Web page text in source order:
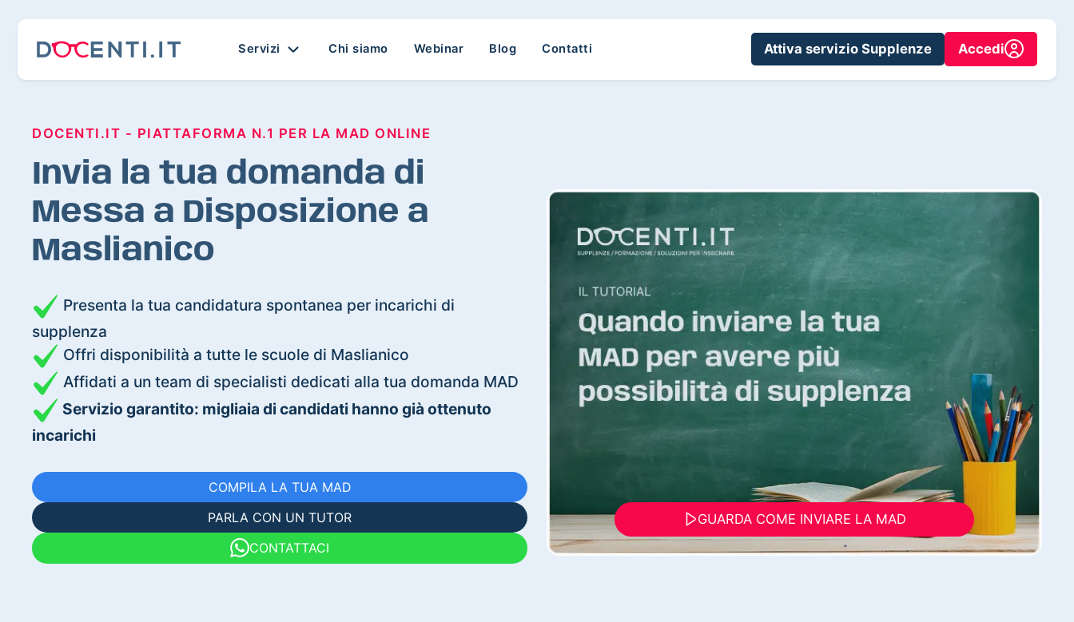
Servizi Chi siamo Webinar Blog Contatti Attiva servizio Supplenze Accedi
DOCENTI.IT - PIATTAFORMA N.1 PER LA MAD ONLINE
Invia la tua domanda di
Messa a Disposizione a
Maslianico
Presenta la tua candidatura spontanea per incarichi di
supplenza
Offri disponibilità a tutte le scuole di Maslianico
Affidati a un team di specialisti dedicati alla tua domanda MAD
Servizio garantito: migliaia di candidati hanno già ottenuto
incarichi
COMPILA LA TUA MAD
PARLA CON UN TUTOR
CONTATTACI
GUARDA COME INVIARE LA MAD